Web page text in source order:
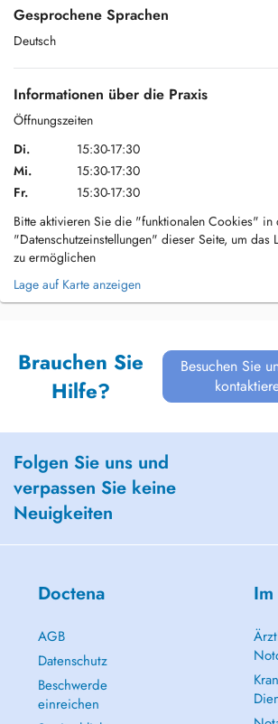
Gesprochene Sprachen
Deutsch
Informationen über die Praxis
Öffnungszeiten
Di.
15:30-17:30
Mi.
15:30-17:30
Fr.
15:30-17:30
Bitte aktivieren Sie die "funktionalen Cookies" in
"Datenschutzeinstellungen" dieser Seite, um das
zu ermöglichen
Lage auf Karte anzeigen
Brauchen Sie
Hilfe?
Besuchen Sie
Folgen Sie uns und
verpassen Sie keine
Neuigkeiten
Doctena
AGB
Datenschutz
Beschwerde
einreichen